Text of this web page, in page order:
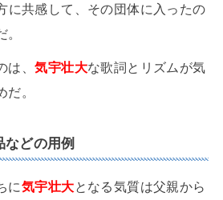
に共感して、その団体に入ったの
は、気宇壮大な歌詞とリズムが気
だ。
どの用例
に気宇壮大となる気質は父親から